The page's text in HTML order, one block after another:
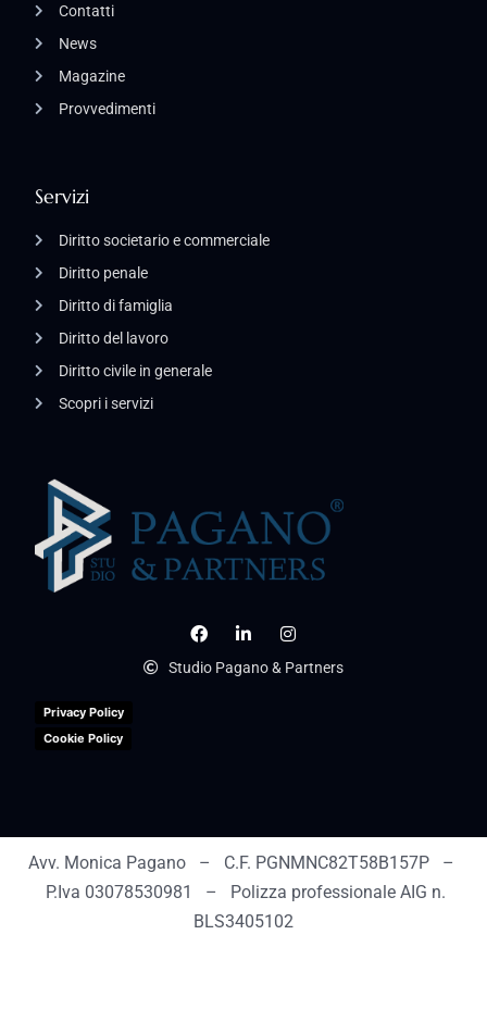
Studio Pagano & Partners
Privacy Policy
Cookie Policy
Servizi
Diritto societario e commerciale
Diritto penale
Diritto di famiglia
Diritto del lavoro
Diritto civile in generale
Scopri i servizi
Contatti
News
Magazine
Provvedimenti
Avv. Monica Pagano – C.F. PGNMNC82T58B157P –
P.Iva 03078530981 – Polizza professionale AIG n.
BLS3405102